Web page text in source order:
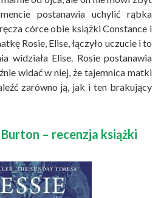
postanawia uchylić rąbka
córce obie książki Constance i
Rosie, Elise, łączyło uczucie i to
widziała Elise. Rosie postanawia
widać w niej, że tajemnica matki
zarówno ją, jak i ten brakujący
– recenzja książki